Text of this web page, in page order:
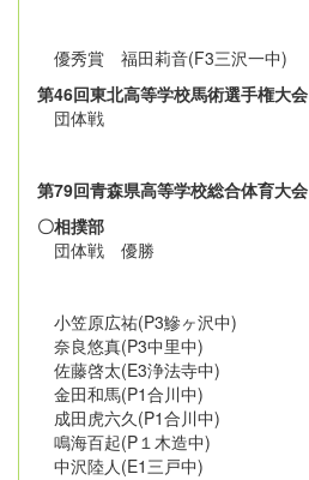
優秀賞 福田莉音(F3三沢一中)
第46回東北高等学校馬術選手権大会
団体戦
第79回青森県高等学校総合体育大会
〇相撲部
団体戦 優勝
小笠原広祐(P3鰺ヶ沢中)
奈良悠真(P3中里中)
佐藤啓太(E3浄法寺中)
金田和馬(P1合川中)
成田虎六久(P1合川中)
鳴海百起(P１木造中)
中沢陸人(E1三戸中)